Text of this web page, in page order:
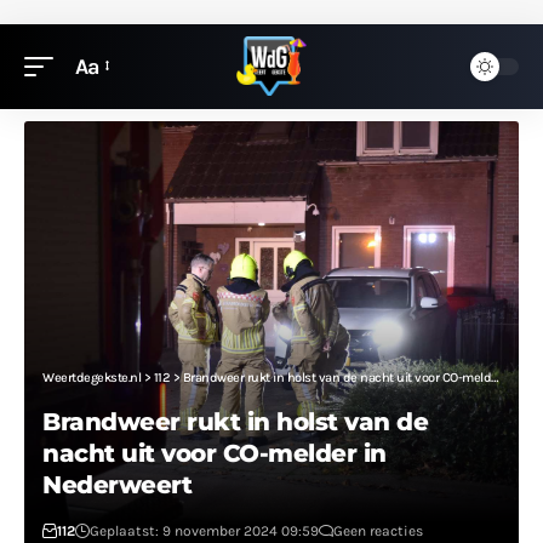
Aa
Weertdegekste.nl> 112 >Brandweer rukt in holst van de nacht uit voor CO-melder in Nederweert
Brandweer rukt in holst van de
nacht uit voor CO-melder in
Nederweert
112 Geplaatst: 9 november 2024 09:59
Geen reacties